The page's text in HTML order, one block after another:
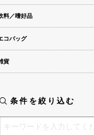
料／嗜好品
コバッグ
貨
条件を絞り込む